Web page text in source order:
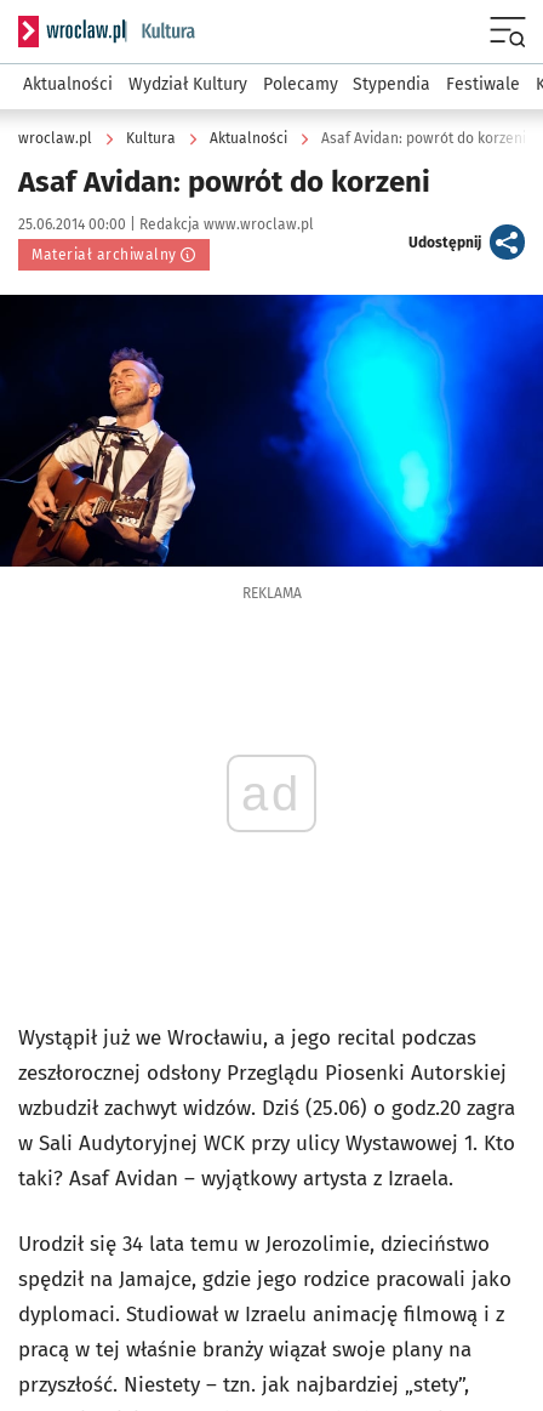
Serwis informacyjny wroclaw.pl podserwis: Kultura
Aktualności Wydział Kultury Polecamy Stypendia Festiwale
wroclaw.pl Kultura Aktualności Asaf Avidan: powrót do korzeni
Asaf Avidan: powrót do korzeni
Data publikacji:
25.06.2014 00:00 | Autor:
Redakcja www.wroclaw.pl
Materiał archiwalny
Udostępnijartykuł
REKLAMA
ad
Wystąpił już we Wrocławiu, a jego recital podczas
zeszłorocznej odsłony Przeglądu Piosenki Autorskiej
wzbudził zachwyt widzów. Dziś (25.06) o godz.20 zagra
w Sali Audytoryjnej WCK przy ulicy Wystawowej 1. Kto
taki? Asaf Avidan – wyjątkowy artysta z Izraela.
Urodził się 34 lata temu w Jerozolimie, dzieciństwo
spędził na Jamajce, gdzie jego rodzice pracowali jako
dyplomaci. Studiował w Izraelu animację filmową i z
pracą w tej właśnie branży wiązał swoje plany na
przyszłość. Niestety – tzn. jak najbardziej „stety”,